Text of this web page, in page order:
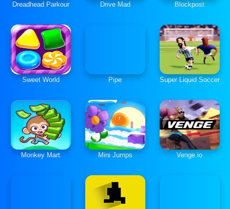
Dreadhead Parkour Drive Mad Blockpost
Sweet World Pipe Super Liquid Soccer
Monkey Mart Mini Jumps Venge.io